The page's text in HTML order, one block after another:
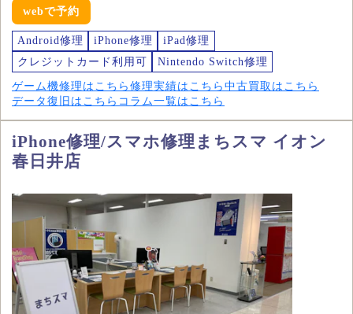
webで予約
Android修理 iPhone修理
iPad修理
クレジットカード利用可
Nintendo Switch修理
ゲーム機修理はこちら 修理実績はこちら 中古買取はこちら
データ復旧はこちら コラム一覧はこちら
iPhone修理/スマホ修理まちスマ イオン
春日井店